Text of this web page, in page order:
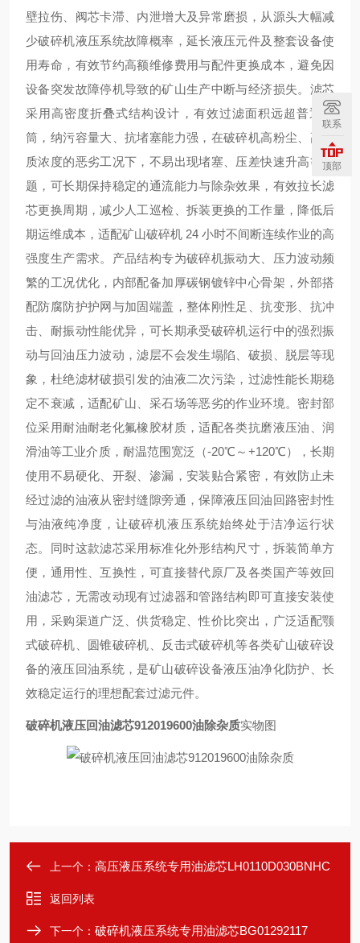
壁拉伤、阀芯卡滞、内泄增大及异常磨损，从源头大幅减
少破碎机液压系统故障概率，延长液压元件及整套设备使
用寿命，有效节约高额维修费用与配件更换成本，避免因
设备突发故障停机导致的矿山生产中断与经济损失。滤芯
采用高密度折叠式结构设计 ，有效过滤面积远超普通滤
筒，纳污容量大、抗堵塞能力强，在破碎机高粉尘、高杂
质浓度的恶劣工况下，不易出现堵塞、压差快速升高等问
题，可长期保持稳定的通流能力与除杂效果，有效拉长滤
芯更换周期，减少人工巡检、拆装更换的工作量，降低后
期运维成本，适配矿山破碎机 24 小时不间断连续作业的高
强度生产需求。产品结构专为破碎机振动大、压力波动频
繁的工况优化，内部配备加厚碳钢镀锌中心骨架 ，外部搭
配防腐防护护网与加固端盖，整体刚性足、抗变形、抗冲
击、耐振动性能优异，可长期承受破碎机运行中的强烈振
动与回油压力波动，滤层不会发生塌陷、破损、脱层等现
象，杜绝滤材破损引发的油液二次污染，过滤性能长期稳
定不衰减，适配矿山、采石场等恶劣的作业环境。密封部
位采用耐油耐老化氟橡胶材质，适配各类抗磨液压油、润
滑油等工业介质，耐温范围宽泛（-20℃～+120℃），长期
使用不易硬化、开裂、渗漏，安装贴合紧密，有效防止未
经过滤的油液从密封缝隙旁通，保障液压回油回路密封性
与油液纯净度，让破碎机液压系统始终处于洁净运行状
态。同时这款滤芯采用标准化外形结构尺寸，拆装简单方
便，通用性、互换性，可直接替代原厂及各类国产等效回
油滤芯，无需改动现有过滤器和管路结构即可直接安装使
用，采购渠道广泛、供货稳定、性价比突出，广泛适配颚
式破碎机、圆锥破碎机、反击式破碎机等各类矿山破碎设
备的液压回油系统，是矿山破碎设备液压油净化防护、长
效稳定运行的理想配套过滤元件。
破碎机液压回油滤芯912019600油除杂质实物图
上一个： 高压液压系统专用油滤芯LH0110D030BNHC
返回列表
下一个： 破碎机液压系统专用油滤芯BG01292117
联系
顶部